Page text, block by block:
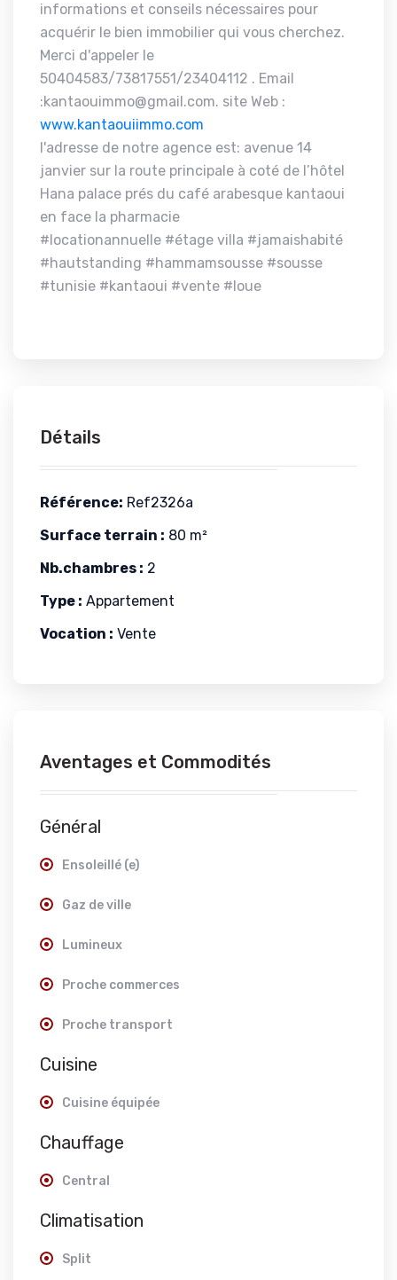
informations et conseils nécessaires pour
acquérir le bien immobilier qui vous cherchez.
Merci d'appeler le
50404583/73817551/23404112 . Email
:kantaouimmo@gmail.com. site Web :
www.kantaouiimmo.com
l'adresse de notre agence est: avenue 14
janvier sur la route principale à coté de l’hôtel
Hana palace prés du café arabesque kantaoui
en face la pharmacie
#locationannuelle #étage villa #jamaishabité
#hautstanding #hammamsousse #sousse
#tunisie #kantaoui #vente #loue
Détails
Référence: Ref2326a
Surface terrain : 80 m²
Nb.chambres : 2
Type : Appartement
Vocation : Vente
Aventages et Commodités
Général
Ensoleillé (e)
Gaz de ville
Lumineux
Proche commerces
Proche transport
Cuisine
Cuisine équipée
Chauffage
Central
Climatisation
Split